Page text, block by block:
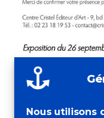
Nous utilisons